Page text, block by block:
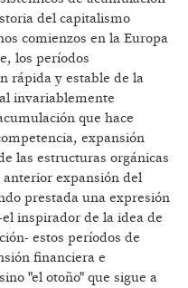
del capitalismo
comienzos en la Europa
los períodos
rápida y estable de la
invariablemente
que hace
expansión
las estructuras orgánicas
anterior expansión del
prestada una expresión
inspirador de la idea de
estos períodos de
financiera e
"el otoño" que sigue a